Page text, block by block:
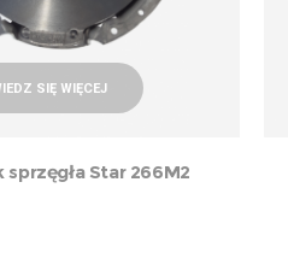
SIĘ WIĘCEJ
sprzęgła Star 266M2